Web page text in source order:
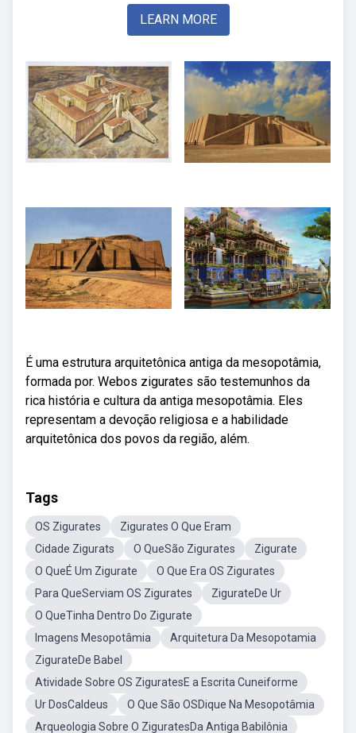
LEARN MORE
É uma estrutura arquitetônica antiga da mesopotâmia,
formada por. Webos zigurates são testemunhos da
rica história e cultura da antiga mesopotâmia. Eles
representam a devoção religiosa e a habilidade
arquitetônica dos povos da região, além.
Tags
OS Zigurates
Zigurates O Que Eram
Cidade Zigurats
O QueSão Zigurates
Zigurate
O QueÉ Um Zigurate
O Que Era OS Zigurates
Para QueServiam OS Zigurates
ZigurateDe Ur
O QueTinha Dentro Do Zigurate
Imagens Mesopotâmia
Arquitetura Da Mesopotamia
ZigurateDe Babel
Atividade Sobre OS ZiguratesE a Escrita Cuneiforme
Ur DosCaldeus
O Que São OSDique Na Mesopotâmia
Arqueologia Sobre O ZiguratesDa Antiga Babilônia